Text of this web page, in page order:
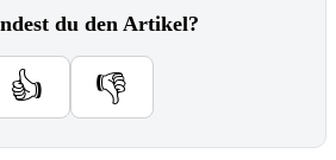
du den Artikel?
👍 👎